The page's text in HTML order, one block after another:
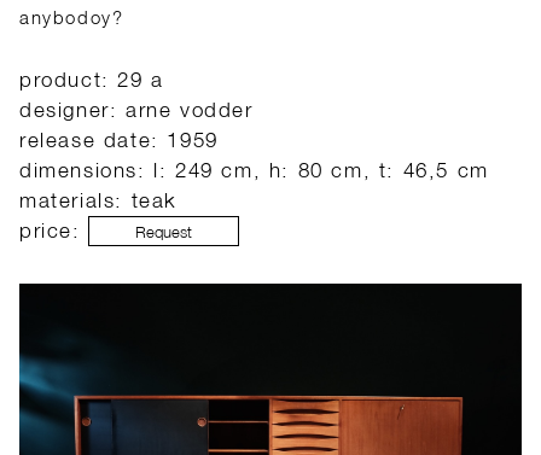
anybodoy?
product: 29 a
designer: arne vodder
release date: 1959
dimensions: l: 249 cm, h: 80 cm, t: 46,5 cm
materials: teak
price:
Request